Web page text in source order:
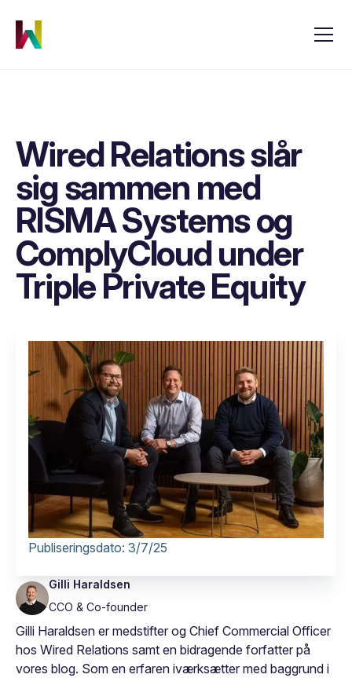
Wired Relations slår
sig sammen med
RISMA Systems og
ComplyCloud under
Triple Private Equity
Publiseringsdato: 3/7/25
Gilli Haraldsen
CCO & Co-founder
Gilli Haraldsen er medstifter og Chief Commercial Officer
hos Wired Relations samt en bidragende forfatter på
vores blog. Som en erfaren iværksætter med baggrund i